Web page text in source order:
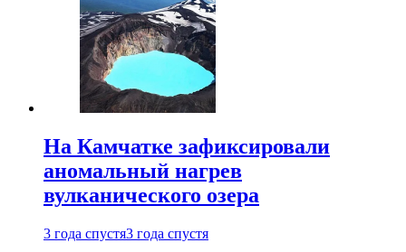
На Камчатке зафиксировали
аномальный нагрев
вулканического озера
3 года спустя3 года спустя